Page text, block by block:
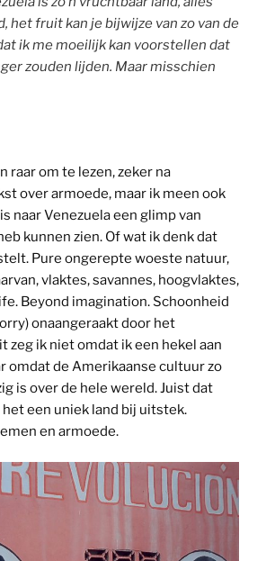
het fruit kan je bijwijze van zo van de
ik me moeilijk kan voorstellen dat
zouden lijden. Maar misschien
raar om te lezen, zeker na
over armoede, maar ik meen ook
naar Venezuela een glimp van
kunnen zien. Of wat ik denk dat
Pure ongerepte woeste natuur,
vlaktes, savannes, hoogvlaktes,
Beyond imagination. Schoonheid
onaangeraakt door het
zeg ik niet omdat ik een hekel aan
omdat de Amerikaanse cultuur zo
is over de hele wereld. Juist dat
een uniek land bij uitstek.
en armoede.